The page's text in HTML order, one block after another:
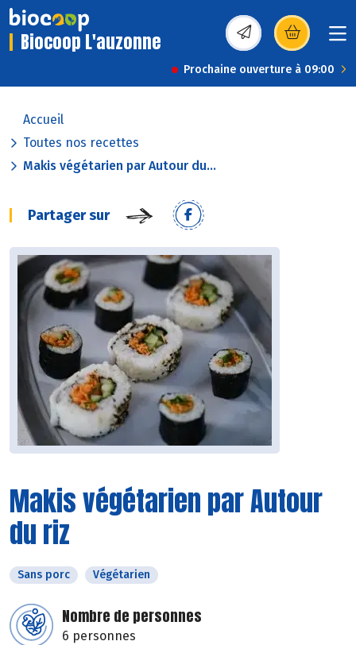
Biocoop L'auzonne (s’ouvre dans une
Prochaine ouverture à 09:00
Accueil
Toutes nos recettes
Makis végétarien par Autour du...
Partager sur
Makis végétarien par Autour
du riz
Sans porc Végétarien
Nombre de personnes
6 personnes